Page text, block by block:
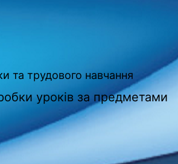
та трудового навчання
уроків за предметами